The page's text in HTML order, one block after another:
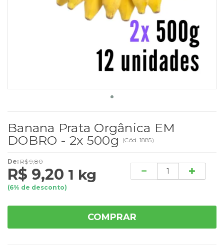
Banana Prata Orgânica EM
DOBRO - 2x 500g
(Cód. 1885)
De: R$ 9,80
R$ 9,20 1 kg
(6% de desconto)
COMPRAR